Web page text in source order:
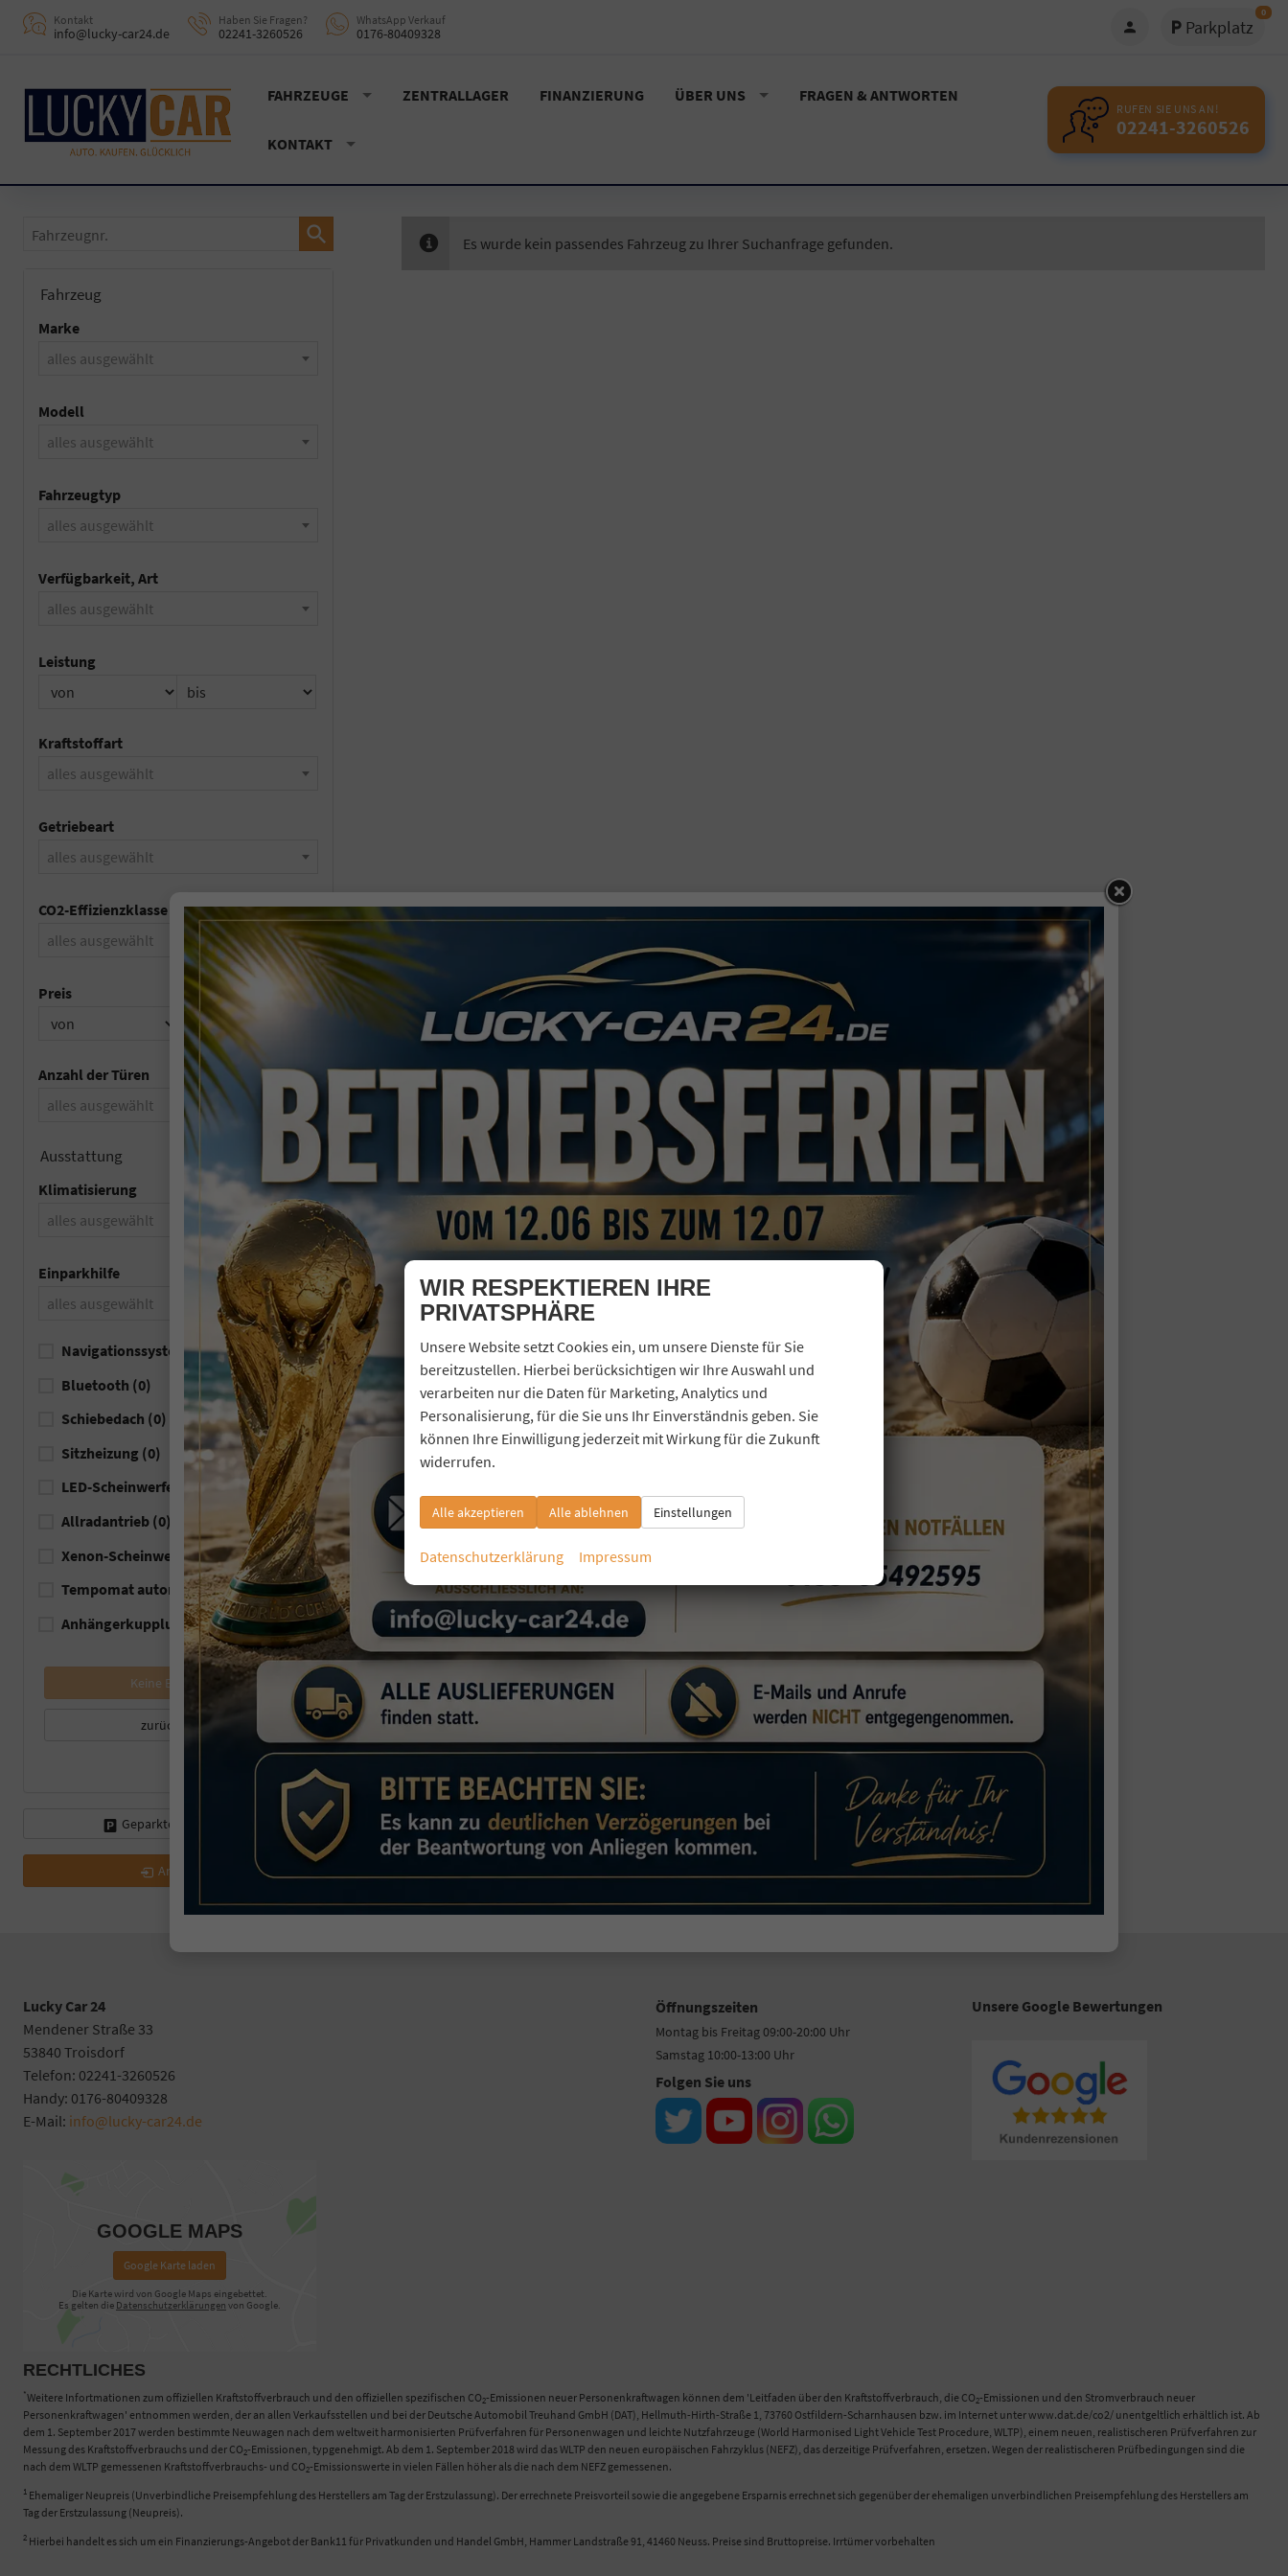
Kontakt
info@lucky-car24.de
Haben Sie Fragen?
02241-3260526
WhatsApp Verkauf
0176-80409328 Parkplatz
0
FAHRZEUGE ZENTRALLAGER FINANZIERUNG ÜBER UNS FRAGEN & ANTWORTEN
KONTAKT
RUFEN SIE UNS AN!
02241-3260526
Es wurde kein passendes Fahrzeug zu Ihrer Suchanfrage gefunden.
Fahrzeugnr.
Fahrzeug
Marke
alles ausgewählt
Modell
alles ausgewählt
Fahrzeugtyp
alles ausgewählt
Verfügbarkeit, Art
alles ausgewählt
Leistung
Kraftstoffart
alles ausgewählt
Getriebeart
alles ausgewählt
CO2-Effizienzklasse
alles ausgewählt
Preis
Anzahl der Türen
alles ausgewählt
Ausstattung
Klimatisierung
alles ausgewählt
Einparkhilfe
alles ausgewählt
Navigationssystem(0)
Bluetooth (0)
Schiebedach (0)
Sitzheizung (0)
LED-Scheinwerfer
Allradantrieb (0)
Xenon-Scheinwerfer(0)
Tempomat automatisch (ACC)(0)
Anhängerkupplung(0)
Keine Ergebnisse
zurücksetzen
Geparkte Fahrzeuge (
Anmelden
Lucky Car 24
Mendener Straße 33
53840 Troisdorf
Telefon: 02241-3260526
Handy: 0176-80409328
E-Mail: info@lucky-car24.de
Öffnungszeiten
Montag bis Freitag 09:00-20:00 Uhr
Samstag 10:00-13:00 Uhr
Folgen Sie uns
Unsere Google Bewertungen
GOOGLE MAPS
Google Karte laden
Die Karte wird von Google Maps eingebettet.
Es gelten die Datenschutzerklärungen von Google.
RECHTLICHES
*Weitere Infortmationen zum offiziellen Kraftstoffverbrauch und den offiziellen spezifischen CO2-Emissionen neuer Personenkraftwagen können dem 'Leitfaden über den Kraftstoffverbrauch, die CO2-Emissionen und den Stromverbrauch neuer
Personenkraftwagen' entnommen werden, der an allen Verkaufsstellen und bei der Deutsche Automobil Treuhand GmbH (DAT), Hellmuth-Hirth-Straße 1, 73760 Ostfildern-Scharnhausen bzw. im Internet unter www.dat.de/co2/ unentgeltlich erhältlich ist. Ab
dem 1. September 2017 werden bestimmte Neuwagen nach dem weltweit harmonisierten Prüfverfahren für Personenwagen und leichte Nutzfahrzeuge (World Harmonised Light Vehicle Test Procedure, WLTP), einem neuen, realistischeren Prüfverfahren zur
Messung des Kraftstoffverbrauchs und der CO2-Emissionen, typgenehmigt. Ab dem 1. September 2018 wird das WLTP den neuen europäischen Fahrzyklus (NEFZ), das derzeitige Prüfverfahren, ersetzen. Wegen der realistischeren Prüfbedingungen sind die
nach dem WLTP gemessenen Kraftstoffverbrauchs- und CO2-Emissionswerte in vielen Fällen höher als die nach dem NEFZ gemessenen.
1 Ehemaliger Neupreis (Unverbindliche Preisempfehlung des Herstellers am Tag der Erstzulassung). Der errechnete Preisvorteil sowie die angegebene Ersparnis errechnet sich gegenüber der ehemaligen unverbindlichen Preisempfehlung des Herstellers am
Tag der Erstzulassung (Neupreis).
2 Hierbei handelt es sich um ein Finanzierungs-Angebot der Bank11 für Privatkunden und Handel GmbH, Hammer Landstraße 91, 41460 Neuss. Preise sind Bruttopreise. Irrtümer vorbehalten
WIR RESPEKTIEREN IHRE
PRIVATSPHÄRE
Unsere Website setzt Cookies ein, um unsere Dienste für Sie
bereitzustellen. Hierbei berücksichtigen wir Ihre Auswahl und
verarbeiten nur die Daten für Marketing, Analytics und
Personalisierung, für die Sie uns Ihr Einverständnis geben. Sie
können Ihre Einwilligung jederzeit mit Wirkung für die Zukunft
widerrufen.
Alle akzeptieren Alle ablehnen Einstellungen
Datenschutzerklärung Impressum